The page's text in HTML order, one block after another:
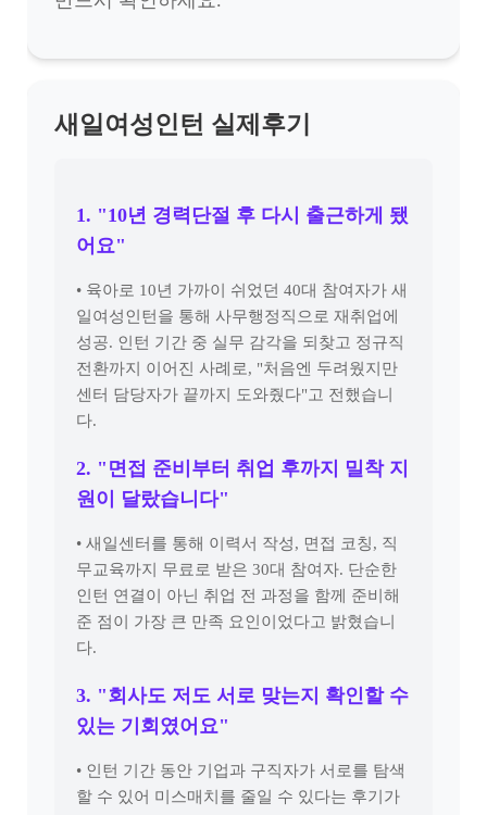
새일여성인턴 실제후기
1. "10년 경력단절 후 다시 출근하게 됐
어요"
• 육아로 10년 가까이 쉬었던 40대 참여자가 새
일여성인턴을 통해 사무행정직으로 재취업에
성공. 인턴 기간 중 실무 감각을 되찾고 정규직
전환까지 이어진 사례로, "처음엔 두려웠지만
센터 담당자가 끝까지 도와줬다"고 전했습니
다.
2. "면접 준비부터 취업 후까지 밀착 지
원이 달랐습니다"
• 새일센터를 통해 이력서 작성, 면접 코칭, 직
무교육까지 무료로 받은 30대 참여자. 단순한
인턴 연결이 아닌 취업 전 과정을 함께 준비해
준 점이 가장 큰 만족 요인이었다고 밝혔습니
다.
3. "회사도 저도 서로 맞는지 확인할 수
있는 기회였어요"
• 인턴 기간 동안 기업과 구직자가 서로를 탐색
할 수 있어 미스매치를 줄일 수 있다는 후기가